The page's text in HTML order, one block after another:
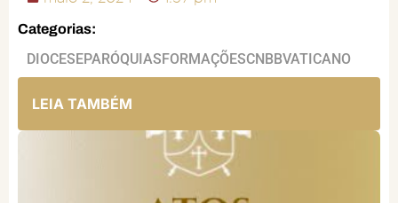
Categorias:
DIOCESEPARÓQUIASFORMAÇÕESCNBBVATICANO
LEIA TAMBÉM